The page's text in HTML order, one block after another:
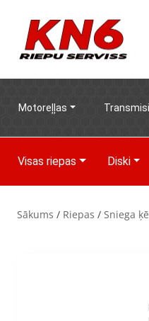
Motoreļļas
Visas riepas Diski
Sākums / Riepas / Sniega